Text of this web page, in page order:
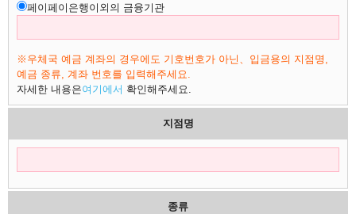
페이페이은행이외의 금융기관
※우체국 예금 계좌의 경우에도 기호번호가 아닌、입금용의 지점명,
예금 종류, 계좌 번호를 입력해주세요.
자세한 내용은여기에서 확인해주세요.
지점명
종류